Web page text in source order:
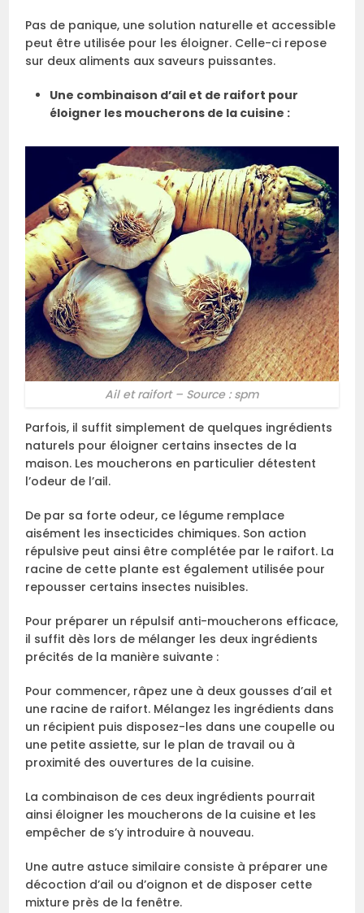
Pas de panique, une solution naturelle et accessible
peut être utilisée pour les éloigner. Celle-ci repose
sur deux aliments aux saveurs puissantes.
Une combinaison d’ail et de raifort pour
éloigner les moucherons de la cuisine :
Ail et raifort – Source : spm
Parfois, il suffit simplement de quelques ingrédients
naturels pour éloigner certains insectes de la
maison. Les moucherons en particulier détestent
l’odeur de l’ail.
De par sa forte odeur, ce légume remplace
aisément les insecticides chimiques. Son action
répulsive peut ainsi être complétée par le raifort. La
racine de cette plante est également utilisée pour
repousser certains insectes nuisibles.
Pour préparer un répulsif anti-moucherons efficace,
il suffit dès lors de mélanger les deux ingrédients
précités de la manière suivante :
Pour commencer, râpez une à deux gousses d’ail et
une racine de raifort. Mélangez les ingrédients dans
un récipient puis disposez-les dans une coupelle ou
une petite assiette, sur le plan de travail ou à
proximité des ouvertures de la cuisine.
La combinaison de ces deux ingrédients pourrait
ainsi éloigner les moucherons de la cuisine et les
empêcher de s’y introduire à nouveau.
Une autre astuce similaire consiste à préparer une
décoction d’ail ou d’oignon et de disposer cette
mixture près de la fenêtre.